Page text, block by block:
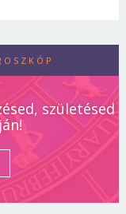
születésed